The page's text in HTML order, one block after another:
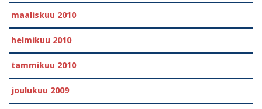
maaliskuu 2010
helmikuu 2010
tammikuu 2010
joulukuu 2009